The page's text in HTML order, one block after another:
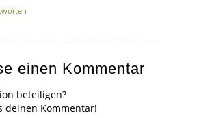
einen Kommentar
beteiligen?
deinen Kommentar!